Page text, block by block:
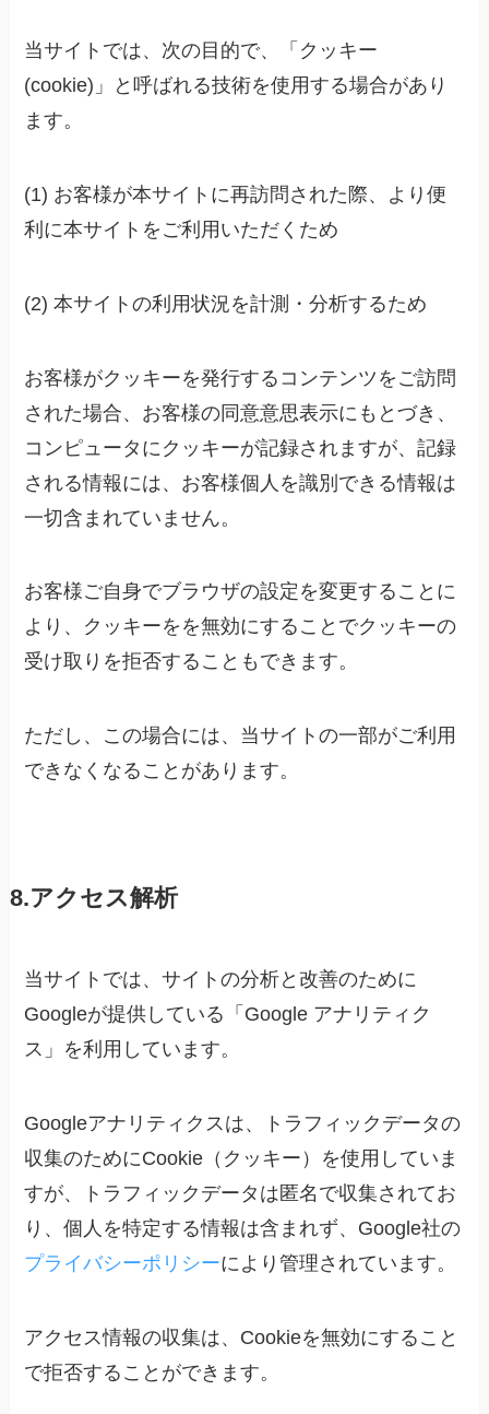
当サイトでは、次の目的で、「クッキー
(cookie)」と呼ばれる技術を使用する場合があり
ます。
(1) お客様が本サイトに再訪問された際、より便
利に本サイトをご利用いただくため
(2) 本サイトの利用状況を計測・分析するため
お客様がクッキーを発行するコンテンツをご訪問
された場合、お客様の同意意思表示にもとづき、
コンピュータにクッキーが記録されますが、記録
される情報には、お客様個人を識別できる情報は
一切含まれていません。
お客様ご自身でブラウザの設定を変更することに
より、クッキーをを無効にすることでクッキーの
受け取りを拒否することもできます。
ただし、この場合には、当サイトの一部がご利用
できなくなることがあります。
8.アクセス解析
当サイトでは、サイトの分析と改善のために
Googleが提供している「Google アナリティク
ス」を利用しています。
Googleアナリティクスは、トラフィックデータの
収集のためにCookie（クッキー）を使用していま
すが、トラフィックデータは匿名で収集されてお
り、個人を特定する情報は含まれず、Google社の
プライバシーポリシーにより管理されています。
アクセス情報の収集は、Cookieを無効にすること
で拒否することができます。